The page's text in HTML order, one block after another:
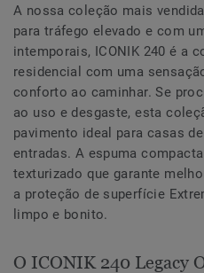
A nossa coleção mais
para tráfego elevado e com
intemporais, ICONIK 240 é a
residencial com uma
conforto ao caminhar. Se
ao uso e desgaste, esta
pavimento ideal para casas
entradas. A espuma
texturizado que garante
a proteção de superfície
limpo e bonito.
O ICONIK 240 Legacy